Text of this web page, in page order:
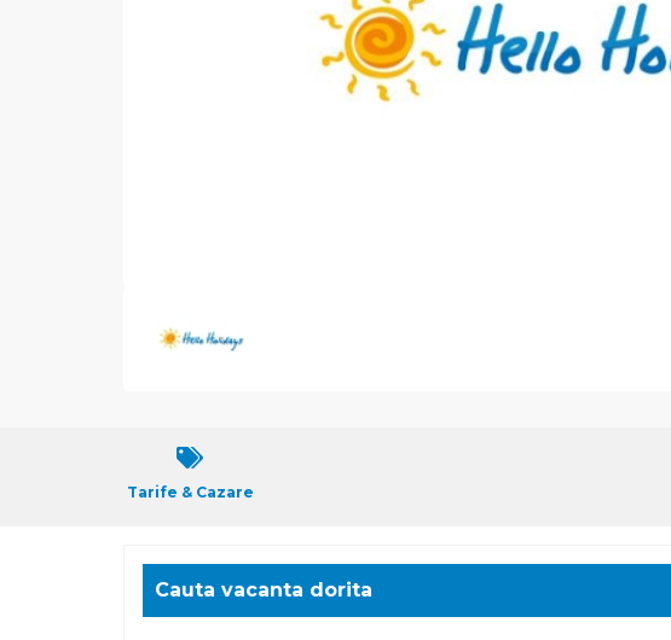
Tarife & Cazare
Cauta vacanta dorita